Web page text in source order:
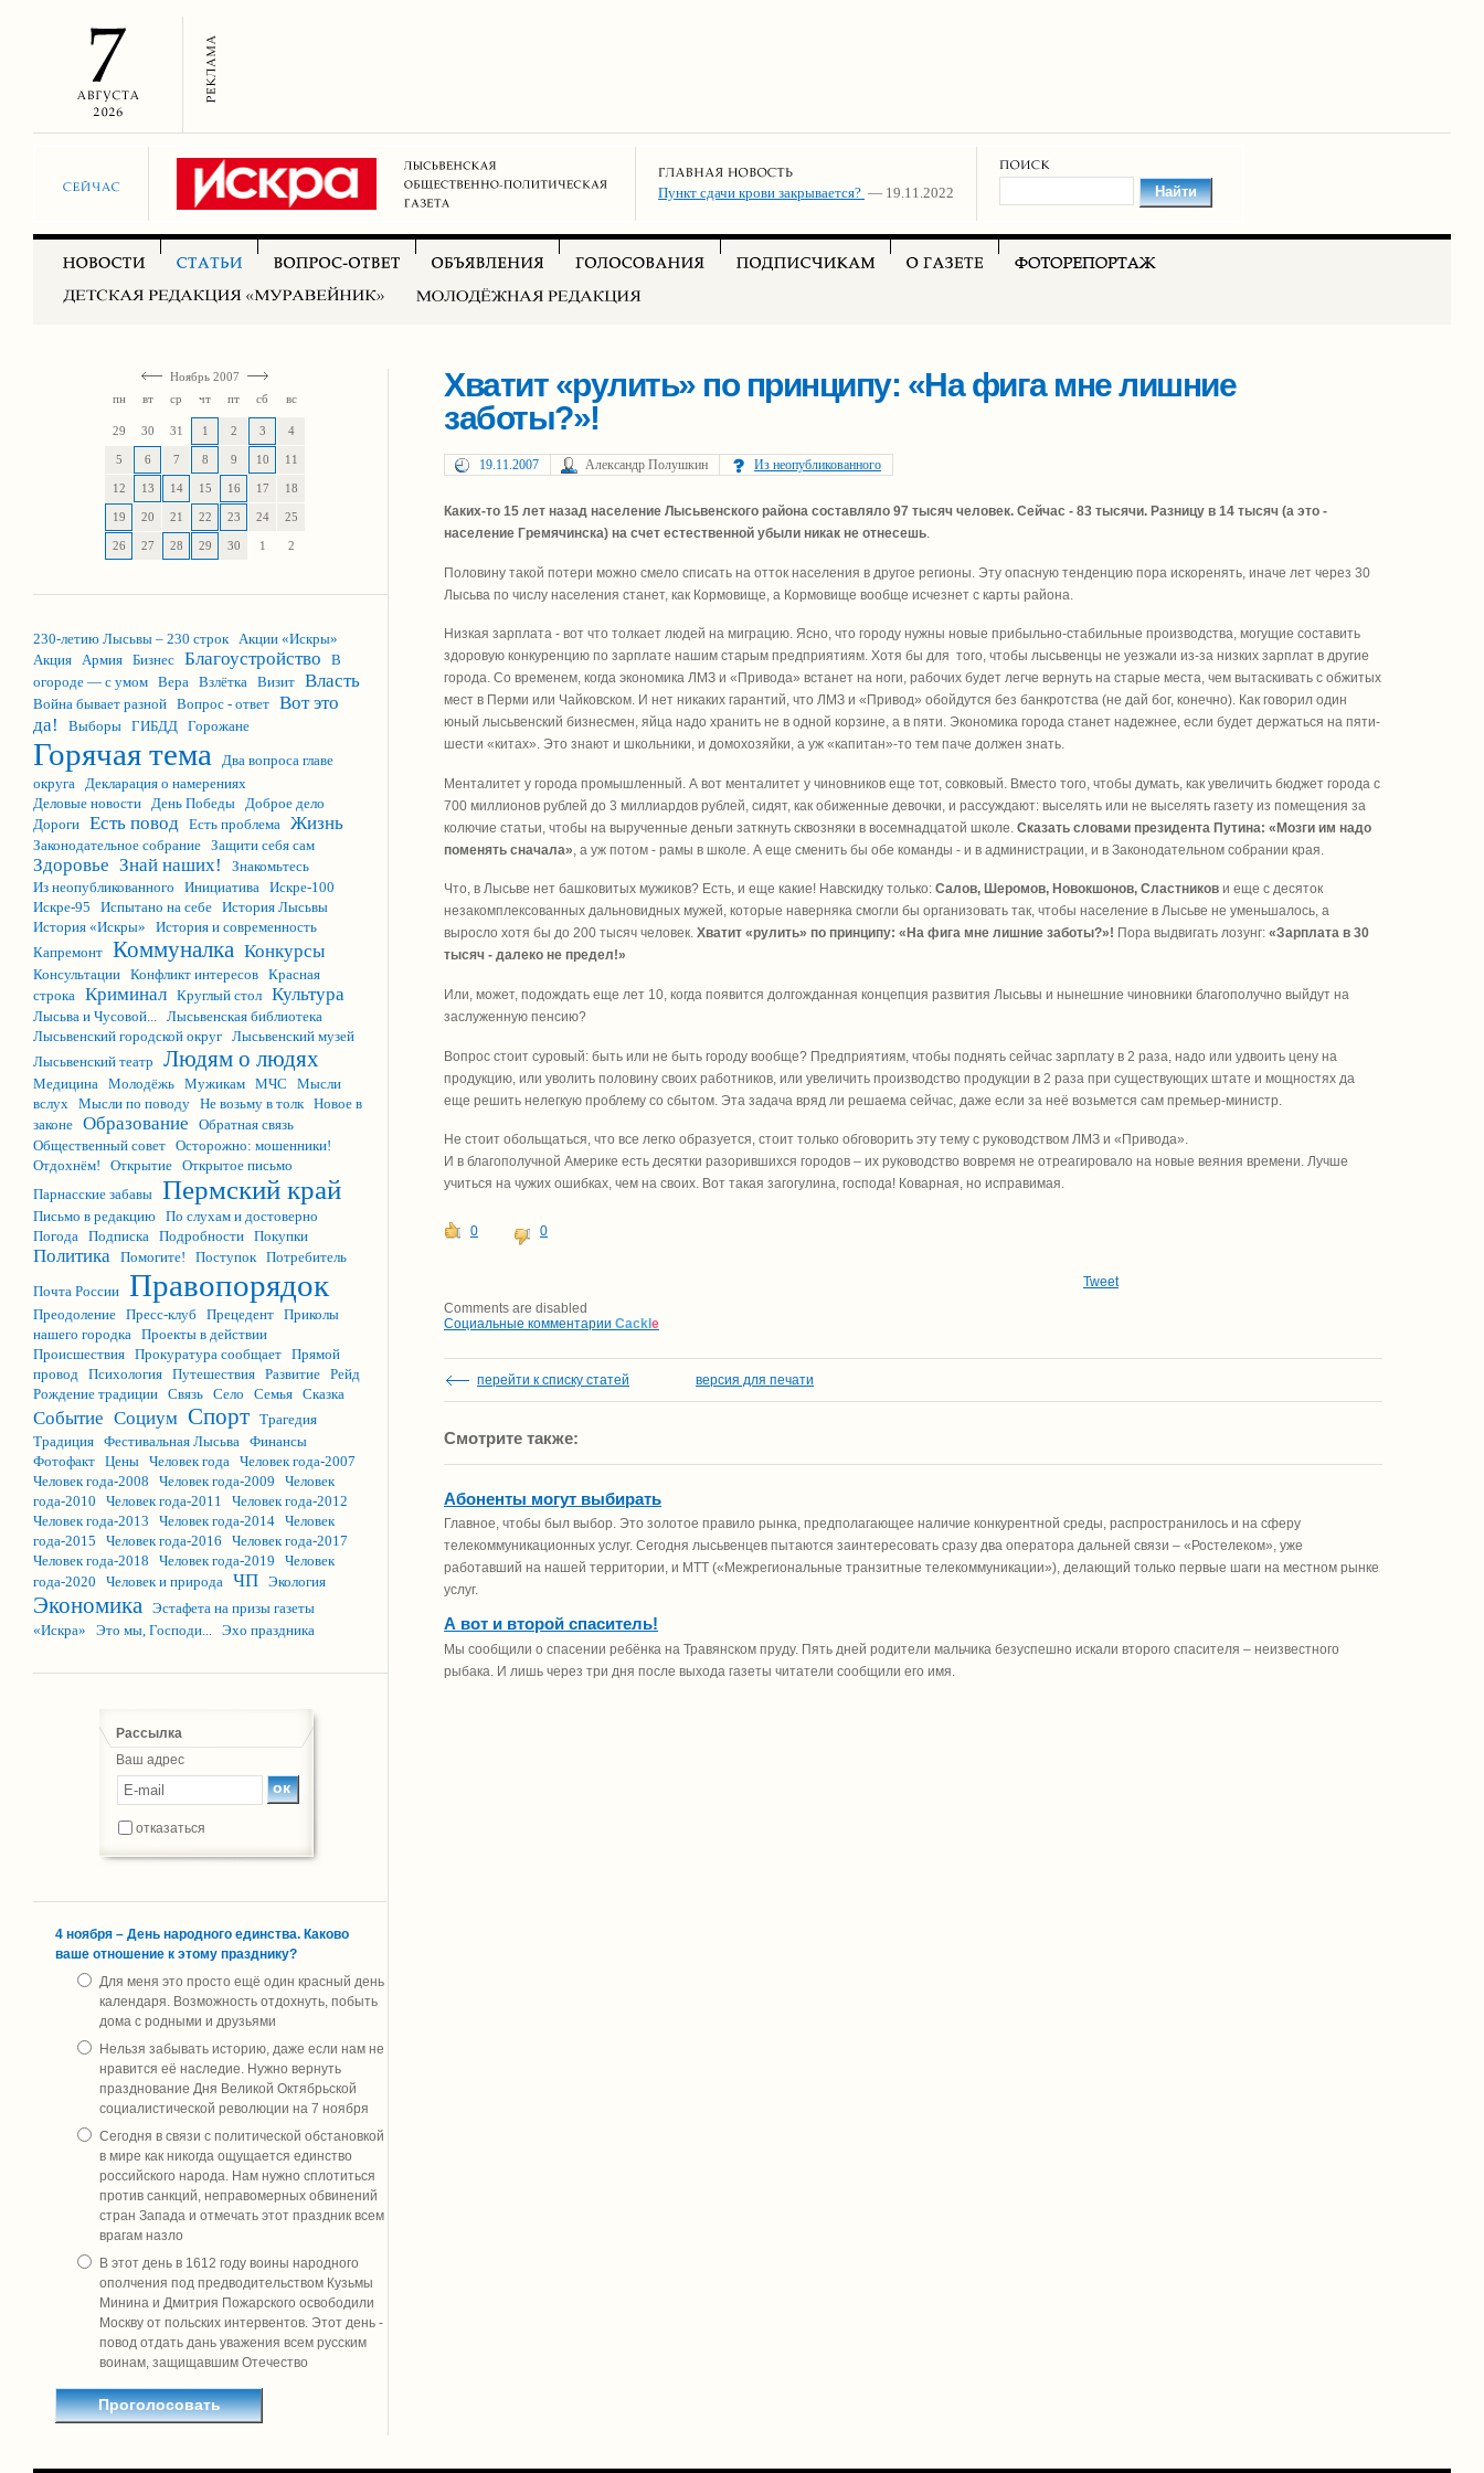
Пункт сдачи крови закрывается? — 19.11.2022
Ноябрь 2007
пн
вт ср чт пт сб вс
29 30 31 1 2 3 4
5 6 7 8 9 10 11
12 13 14 15 16 17 18
19 20 21 22 23 24 25
26 27 28 29 30 1 2
230-летию Лысьвы – 230 строк Акции «Искры»
Акция Армия Бизнес Благоустройство
В
огороде — с умом Вера Взлётка Визит Власть
Война бывает разной Вопрос - ответ Вот это
да!
Выборы ГИБДД Горожане
Горячая тема
Два вопроса главе
округа Декларация о намерениях
Деловые новости День Победы Доброе дело
Дороги Есть повод Есть проблема Жизнь
Законодательное собрание Защити себя сам
Здоровье Знай наших!
Знакомьтесь
Из неопубликованного
Инициатива Искре-100
Искре-95
Испытано на себе История Лысьвы
История «Искры»
История и современность
Капремонт Коммуналка Конкурсы
Консультации Конфликт интересов Красная
строка Криминал Круглый стол Культура
Лысьва и Чусовой... Лысьвенская библиотека
Лысьвенский городской округ Лысьвенский музей
Лысьвенский театр
Людям о людях
Медицина Молодёжь Мужикам МЧС
Мысли
вслух Мысли по поводу Не возьму в толк Новое в
законе Образование
Обратная связь
Общественный совет Осторожно: мошенники!
Отдохнём!
Открытие Открытое письмо
Парнасские забавы Пермский край
Письмо в редакцию По слухам и достоверно
Погода Подписка Подробности Покупки
Политика Помогите! Поступок Потребитель
Почта России Правопорядок
Преодоление Пресс-клуб Прецедент Приколы
нашего городка Проекты в действии
Происшествия Прокуратура сообщает Прямой
провод Психология Путешествия Развитие Рейд
Рождение традиции Связь Село Семья Сказка
Событие Социум Спорт Трагедия
Традиция Фестивальная Лысьва Финансы
Фотофакт Цены Человек года Человек года-2007
Человек года-2008
Человек года-2009
Человек
года-2010
Человек года-2011
Человек года-2012
Человек года-2013
Человек года-2014 Человек
года-2015
Человек года-2016
Человек года-2017
Человек года-2018
Человек года-2019
Человек
года-2020
Человек и природа ЧП Экология
Экономика Эстафета на призы газеты
«Искра»
Это мы, Господи... Эхо праздника
Рассылка
Ваш адрес
отказаться
4 ноября – День народного единства. Каково
ваше отношение к этому празднику?
Для меня это просто ещё один красный день
календаря. Возможность отдохнуть, побыть
дома с родными и друзьями
Нельзя забывать историю, даже если нам не
нравится её наследие. Нужно вернуть
празднование Дня Великой Октябрьской
социалистической революции на 7 ноября
Сегодня в связи с политической обстановкой
в мире как никогда ощущается единство
российского народа. Нам нужно сплотиться
против санкций, неправомерных обвинений
стран Запада и отмечать этот праздник всем
врагам назло
В этот день в 1612 году воины народного
ополчения под предводительством Кузьмы
Минина и Дмитрия Пожарского освободили
Москву от польских интервентов. Этот день -
повод отдать дань уважения всем русским
воинам, защищавшим Отечество
Хватит «рулить» по принципу: «На фига мне лишние
заботы?»!
19.11.2007 Александр Полушкин Из неопубликованного
Каких-то 15 лет назад население Лысьвенского района составляло 97 тысяч человек. Сейчас - 83 тысячи. Разницу в 14 тысяч (а это -
население Гремячинска) на счет естественной убыли никак не отнесешь.
Половину такой потери можно смело списать на отток населения в другое регионы. Эту опасную тенденцию пора искоренять, иначе лет через 30
Лысьва по числу населения станет, как Кормовище, а Кормовище вообще исчезнет с карты района.
Низкая зарплата - вот что толкает людей на миграцию. Ясно, что городу нужны новые прибыльно-стабильные производства, могущие составить
здоровую конкуренцию по зарплате нашим старым предприятиям. Хотя бы для того, чтобы лысьвенцы не уезжали из-за низких зарплат в другие
города. Со временем, когда экономика ЛМЗ и «Привода» встанет на ноги, рабочих будет легче вернуть на старые места, чем вытаскивать с обжитых
мест в Перми или Чайковском. И нет никаких гарантий, что ЛМЗ и «Привод» обойдутся без банкротства (не дай бог, конечно). Как говорил один
юный лысьвенский бизнесмен, яйца надо хранить не в одной корзине, а в пяти. Экономика города станет надежнее, если будет держаться на пяти-
шести «китах». Это знают и школьники, и домохозяйки, а уж «капитан»-то тем паче должен знать.
Менталитет у города промышленный. А вот менталитет у чиновников еще тот, совковый. Вместо того, чтобы думать, как увеличить бюджет города с
700 миллионов рублей до 3 миллиардов рублей, сидят, как обиженные девочки, и рассуждают: выселять или не выселять газету из помещения за
колючие статьи, чтобы на вырученные деньги заткнуть сквозняки в восемнадцатой школе. Сказать словами президента Путина: «Мозги им надо
поменять сначала» , а уж потом - рамы в школе. А еще сменить бы обе команды - и в администрации, и в Законодательном собрании края.
Что, в Лысьве нет башковитых мужиков? Есть, и еще какие! Навскидку только: Салов, Шеромов, Новокшонов, Сластников и еще с десяток
незакомплексованных дальновидных мужей, которые наверняка смогли бы организовать так, чтобы население в Лысьве не уменьшалось, а
выросло хотя бы до 200 тысяч человек. Хватит «рулить» по принципу: «На фига мне лишние заботы?»! Пора выдвигать лозунг: «Зарплата в 30
тысяч - далеко не предел!»
Или, может, подождать еще лет 10, когда появится долгожданная концепция развития Лысьвы и нынешние чиновники благополучно выйдут на
заслуженную пенсию?
Вопрос стоит суровый: быть или не быть городу вообще? Предприятиям, чтобы поднять сейчас зарплату в 2 раза, надо или удвоить цену на
продукцию, или уволить половину своих работников, или увеличить производство продукции в 2 рaза при существующих штате и мощностях да
еще решить нелегкую проблему со сбытом. Эта задача вряд ли решаема сейчас, даже если за неё возьмется сам премьер-министр.
Не стоит обольщаться, что все легко образуется, стоит только обговорить эту тему с руководством ЛМЗ и «Привода».
И в благополучной Америке есть десятки разорившихся городов – их руководство вовремя не отреагировало на новые веяния времени. Лучше
учиться на чужих ошибках, чем на своих. Вот такая загогулина, господа! Коварная, но исправимая.
0 0
Tweet
Comments are disabled
Социальные комментарии Cackle
перейти к списку статей версия для печати
Смотрите также:
Абоненты могут выбирать
Главное, чтобы был выбор. Это золотое правило рынка, предполагающее наличие конкурентной среды, распространилось и на сферу
телекоммуникационных услуг. Сегодня лысьвенцев пытаются заинтересовать сразу два оператора дальней связи – «Ростелеком», уже
работавший на нашей территории, и МТТ («Межрегиональные транзитные телекоммуникации»), делающий только первые шаги на местном рынке
услуг.
А вот и второй спаситель!
Мы сообщили о спасении ребёнка на Травянском пруду. Пять дней родители мальчика безуспешно искали второго спасителя – неизвестного
рыбака. И лишь через три дня после выхода газеты читатели сообщили его имя.